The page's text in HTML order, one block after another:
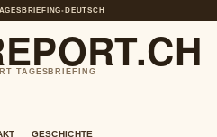
• DEUTSCH
TAGESBRIEFING
GESCHICHTE